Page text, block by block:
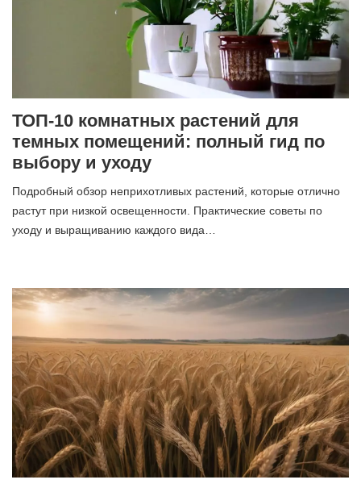
ТОП-10 комнатных растений для
темных помещений: полный гид по
выбору и уходу
Подробный обзор неприхотливых растений, которые отлично
растут при низкой освещенности. Практические советы по
уходу и выращиванию каждого вида…